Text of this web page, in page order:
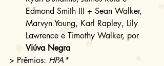
Edmond Smith III + Sean Walker,
Marvyn Young, Karl Rapley, Lily
Lawrence e Timothy Walker, por
Viúva Negra
> Prêmios: HPA*